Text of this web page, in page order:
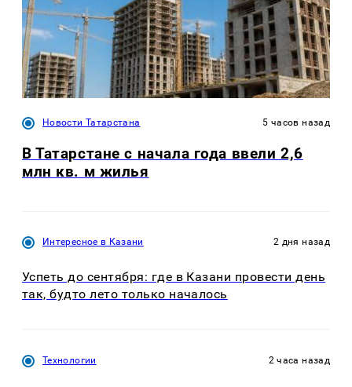
Новости Татарстана 5 часов назад
В Татарстане с начала года ввели 2,6
млн кв. м жилья
Интересное в Казани 2 дня назад
Успеть до сентября: где в Казани провести день
так, будто лето только началось
Технологии 2 часа назад